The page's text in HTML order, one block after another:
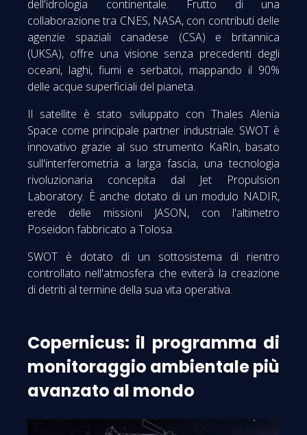
dell'idrologia continentale. Frutto di una
collaborazione tra CNES, NASA, con contributi delle
agenzie spaziali canadese (CSA) e britannica
(UKSA), offre una visione senza precedenti degli
oceani, laghi, fiumi e serbatoi, mappando il 90%
delle acque superficiali del pianeta.
Il satellite è stato sviluppato con Thales Alenia
Space come principale partner industriale. SWOT è
innovativo grazie al suo strumento KaRIn, basato
sull'interferometria a larga fascia, una tecnologia
rivoluzionaria concepita dal Jet Propulsion
Laboratory. È anche dotato di un modulo NADIR,
erede delle missioni JASON, con l'altimetro
Poseidon fabbricato a Tolosa.
SWOT è dotato di un sottosistema di rientro
controllato nell'atmosfera che eviterà la creazione
di detriti al termine della sua vita operativa.
Copernicus: il programma di
monitoraggio ambientale più
avanzato al mondo